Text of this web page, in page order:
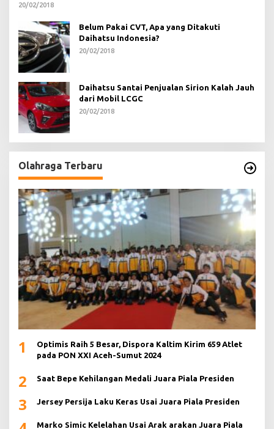
20/02/2018
Belum Pakai CVT, Apa yang Ditakuti
Daihatsu Indonesia?
20/02/2018
Daihatsu Santai Penjualan Sirion Kalah Jauh
dari Mobil LCGC
20/02/2018
Olahraga Terbaru
1
Optimis Raih 5 Besar, Dispora Kaltim Kirim 659 Atlet
pada PON XXI Aceh-Sumut 2024
2 Saat Bepe Kehilangan Medali Juara Piala Presiden
3 Jersey Persija Laku Keras Usai Juara Piala Presiden
Marko Simic Kelelahan Usai Arak arakan Juara Piala